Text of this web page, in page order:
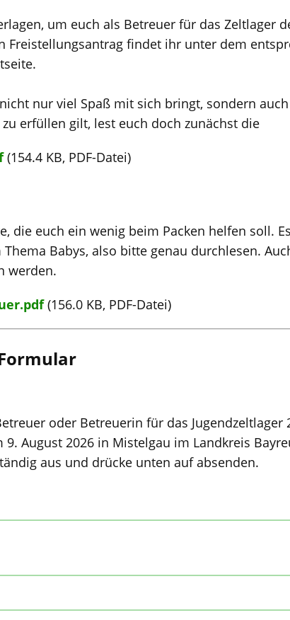
um euch als Betreuer für das Zeltlager
Freistellungsantrag findet ihr unter dem
nur viel Spaß mit sich bringt, sondern
erfüllen gilt, lest euch doch zunächst die
(154.4 KB, PDF-Datei)
die euch ein wenig beim Packen helfen soll.
Babys, also bitte genau durchlesen.
werden.
(156.0 KB, PDF-Datei)
oder Betreuerin für das Jugendzeltlager
9. August 2026 in Mistelgau im Landkreis
aus und drücke unten auf absenden.